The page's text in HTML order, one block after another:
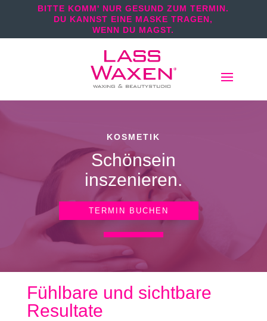
BITTE KOMM' NUR GESUND ZUM TERMIN.
DU KANNST EINE MASKE TRAGEN,
WENN DU MAGST.
KOSMETIK
Schönsein
inszenieren.
TERMIN BUCHEN
Fühlbare und sichtbare
Resultate